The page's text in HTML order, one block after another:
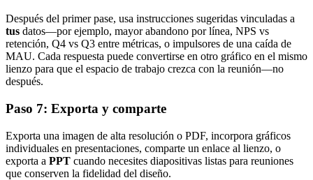
Después del primer pase, usa instrucciones sugeridas vinculadas a
tus datos—por ejemplo, mayor abandono por línea, NPS vs
retención, Q4 vs Q3 entre métricas, o impulsores de una caída de
MAU. Cada respuesta puede convertirse en otro gráfico en el mismo
lienzo para que el espacio de trabajo crezca con la reunión—no
después.
Paso 7: Exporta y comparte
Exporta una imagen de alta resolución o PDF, incorpora gráficos
individuales en presentaciones, comparte un enlace al lienzo, o
exporta a PPT cuando necesites diapositivas listas para reuniones
que conserven la fidelidad del diseño.